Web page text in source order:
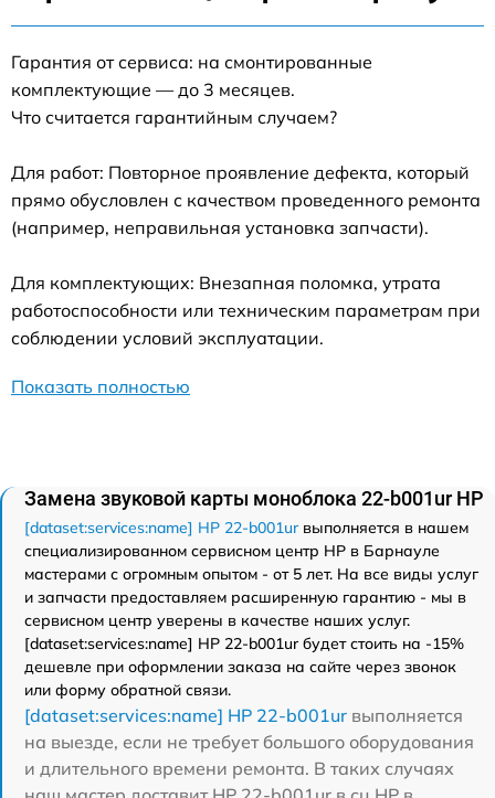
Гарантия от сервиса: на смонтированные
комплектующие — до 3 месяцев.
Что считается гарантийным случаем?
Для работ: Повторное проявление дефекта, который
прямо обусловлен с качеством проведенного ремонта
(например, неправильная установка запчасти).
Для комплектующих: Внезапная поломка, утрата
работоспособности или техническим параметрам при
соблюдении условий эксплуатации.
Показать полностью
Замена звуковой карты моноблока 22-b001ur HP
[dataset:services:name] HP 22-b001urвыполняется в нашем
специализированном сервисном центр HP в Барнауле
мастерами с огромным опытом - от 5 лет. На все виды услуг
и запчасти предоставляем расширенную гарантию - мы в
сервисном центр уверены в качестве наших услуг.
[dataset:services:name] HP 22-b001ur будет стоить на -15%
дешевле при оформлении заказа на сайте через звонок
или форму обратной связи.
[dataset:services:name] HP 22-b001ur выполняется
на выезде, если не требует большого оборудования
и длительного времени ремонта. В таких случаях